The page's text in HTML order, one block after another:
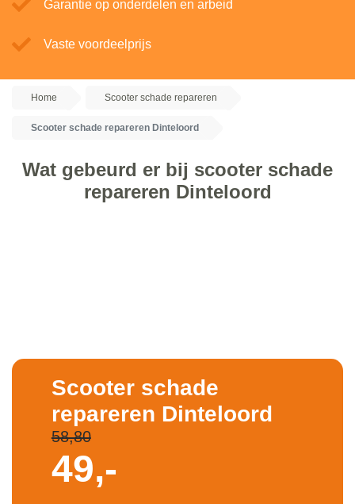
Garantie op onderdelen en arbeid
Vaste voordeelprijs
Home Scooter schade repareren
Scooter schade repareren Dinteloord
Wat gebeurd er bij scooter schade
repareren Dinteloord
Scooter schade
repareren Dinteloord
58,80
49,-